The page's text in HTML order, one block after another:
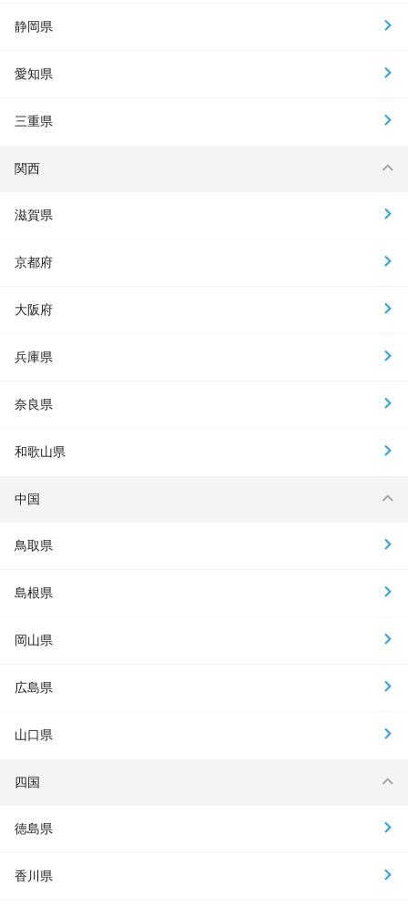
静岡県
愛知県
三重県
関西
滋賀県
京都府
大阪府
兵庫県
奈良県
和歌山県
中国
鳥取県
島根県
岡山県
広島県
山口県
四国
徳島県
香川県